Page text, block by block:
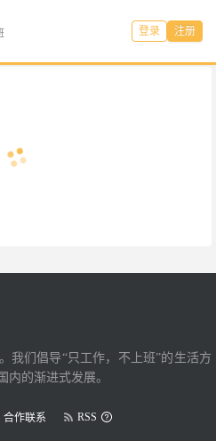
登录 注册
我们倡导“只工作，不上班”的生活方
内的渐进式发展。
合作联系 RSS